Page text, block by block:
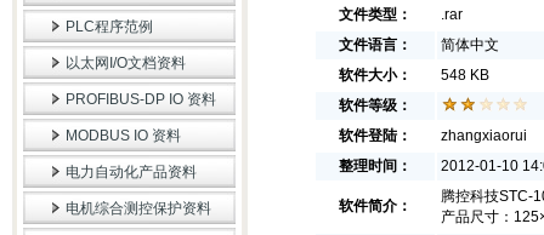
PLC程序范例
以太网I/O文档资料
PROFIBUS-DP IO 资料
MODBUS IO 资料
电力自动化产品资料
电机综合测控保护资料
文件类型：
.rar
文件语言：
简体中文
软件大小：
548 KB
软件等级：
软件登陆：
zhangxiaorui
整理时间：
2012-01-10
软件简介：
腾控科技STC-
产品尺寸：